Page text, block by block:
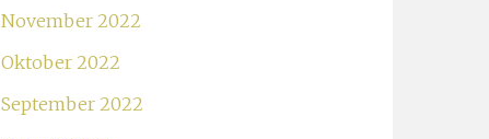
November 2022
Oktober 2022
September 2022